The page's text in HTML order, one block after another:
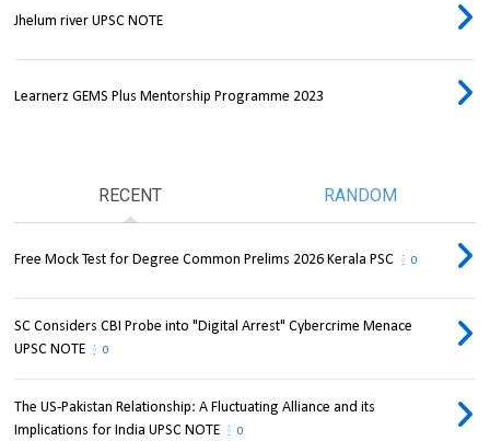
Jhelum river UPSC NOTE
Learnerz GEMS Plus Mentorship Programme 2023
RECENT RANDOM
Free Mock Test for Degree Common Prelims 2026 Kerala PSC 0
SC Considers CBI Probe into "Digital Arrest" Cybercrime Menace
UPSC NOTE
0
The US-Pakistan Relationship: A Fluctuating Alliance and its
Implications for India UPSC NOTE
0